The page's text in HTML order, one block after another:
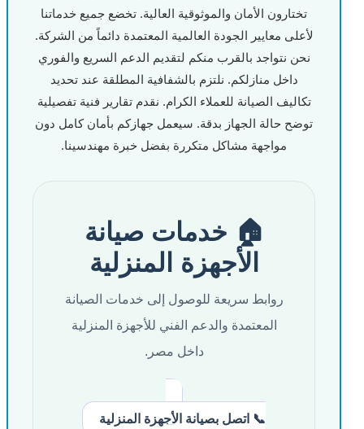
تختارون الأمان والموثوقية العالية. تخضع جميع خدماتنا
لأعلى معايير الجودة العالمية المعتمدة دائماً من الشركة.
نحن نتواجد بالقرب منكم لتقديم الدعم السريع والفوري
داخل منازلكم. نلتزم بالشفافية المطلقة عند تحديد
تكاليف الصيانة للعملاء الكرام. نقدم تقارير فنية تفصيلية
توضح حالة الجهاز بدقة. سيعمل جهازكم بأمان كامل دون
مواجهة مشاكل متكررة بفضل خبرة مهندسينا.
🏠 خدمات صيانة
الأجهزة المنزلية
روابط سريعة للوصول إلى خدمات الصيانة
المعتمدة والدعم الفني للأجهزة المنزلية
داخل مصر.
📞 اتصل بصيانة الأجهزة المنزلية